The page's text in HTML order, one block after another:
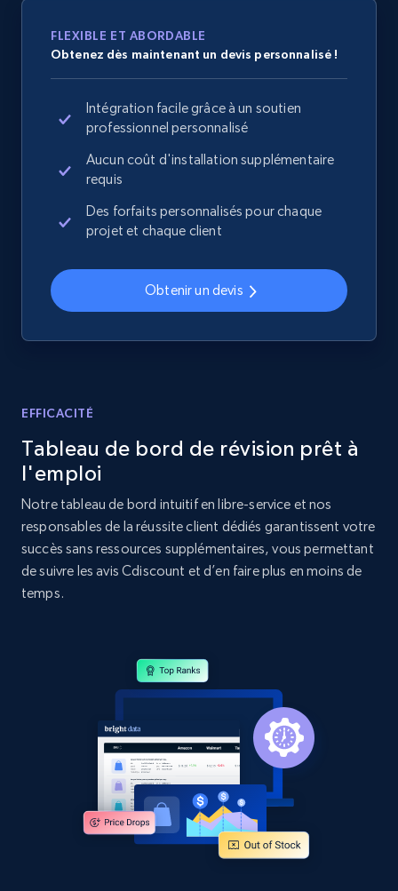
Home Depot US - Discover products by
URL, Domain, Country code, Model number,
Sku, Product id, Product name, Manufacturer,
and more.
Home Depot US - Discover products by
specified UPC
Sku, Product id, Product name, Manufacturer,
2.1K+
Home Depot US - Discovery products by
specific category URL
URL, Domain, Country code, Model number,
Sku, Product id, Product name, Manufacturer,
and more.
Amazon products global dataset
Title, Seller name, Brand, Description, Initial
price, Currency, Availability, Reviews count, and
2.1K+ 375+ Commencer
FLEXIBLE ET ABORDABLE
Obtenez dès maintenant un devis personnalisé !
Intégration facile grâce à un soutien
professionnel personnalisé
Aucun coût d'installation supplémentaire
requis
Des forfaits personnalisés pour chaque
projet et chaque client
Obtenir un devis
EFFICACITÉ
Tableau de bord de révision prêt à
l'emploi
Notre tableau de bord intuitif en libre-service et nos
responsables de la réussite client dédiés garantissent votre
succès sans ressources supplémentaires, vous permettant
de suivre les avis Cdiscount et d’en faire plus en moins de
temps.